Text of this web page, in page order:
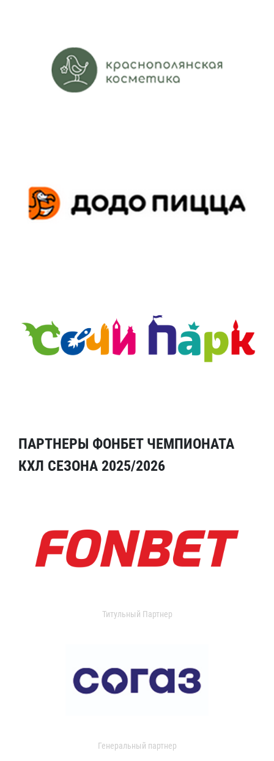
ПАРТНЕРЫ ФОНБЕТ ЧЕМПИОНАТА
КХЛ СЕЗОНА 2025/2026
Титульный Партнер
Генеральный партнер